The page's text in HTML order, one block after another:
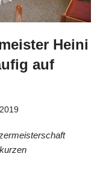
Heini
auf